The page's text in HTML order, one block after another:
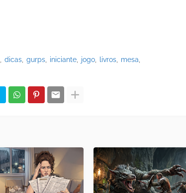
dicas gurps iniciante jogo livros
mesa